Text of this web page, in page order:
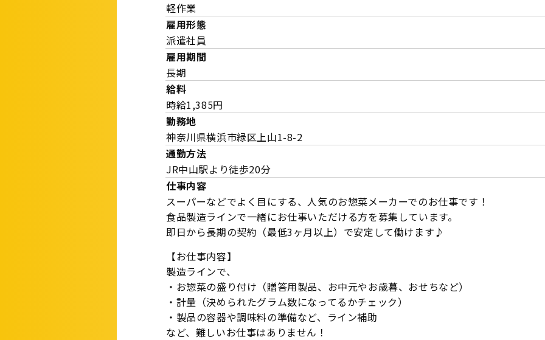
軽作業
雇用形態
派遣社員
雇用期間
長期
給料
時給1,385円
勤務地
神奈川県横浜市緑区上山1-8-2
通勤方法
JR中山駅より徒歩20分
仕事内容
スーパーなどでよく目にする、人気のお惣菜メーカーでのお仕事です！
食品製造ラインで一緒にお仕事いただける方を募集しています。
即日から長期の契約（最低3ヶ月以上）で安定して働けます♪
【お仕事内容】
製造ラインで、
・お惣菜の盛り付け（贈答用製品、お中元やお歳暮、おせちなど）
・計量（決められたグラム数になってるかチェック）
・製品の容器や調味料の準備など、ライン補助
など、難しいお仕事はありません！